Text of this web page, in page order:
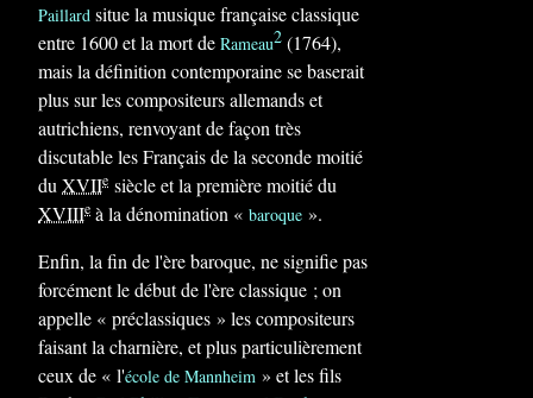
Paillard situe la musique française classique
entre 1600 et la mort de Rameau2 (1764),
mais la définition contemporaine se baserait
plus sur les compositeurs allemands et
autrichiens, renvoyant de façon très
discutable les Français de la seconde moitié
du XVIIe siècle et la première moitié du
XVIIIe à la dénomination « baroque ».
Enfin, la fin de l'ère baroque, ne signifie pas
forcément le début de l'ère classique ; on
appelle « préclassiques » les compositeurs
faisant la charnière, et plus particulièrement
ceux de « l'école de Mannheim » et les fils